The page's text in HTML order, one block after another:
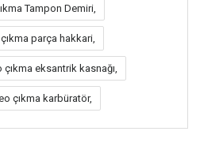
Tampon Demiri,
parça hakkari,
eksantrik kasnağı,
çıkma karbüratör,